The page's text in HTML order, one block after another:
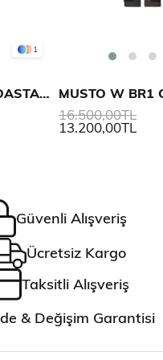
1
GILL WOMEN'S COASTAL TROUSERS
13.200,00TL
16.500,00TL
Güvenli Alışveriş
Ücretsiz Kargo
Taksitli Alışveriş
& Değişim Garantisi